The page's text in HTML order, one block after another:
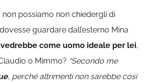
possiamo non chiedergli di
guardare dall’esterno Mina
come uomo ideale per lei,
o Mimmo? “Secondo me
, perché altrimenti non sarebbe così